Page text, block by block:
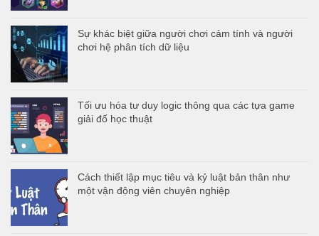
Sự khác biệt giữa người chơi cảm tính và người
chơi hệ phân tích dữ liệu
Tối ưu hóa tư duy logic thông qua các tựa game
giải đố học thuật
Cách thiết lập mục tiêu và kỷ luật bản thân như
một vận động viên chuyên nghiệp